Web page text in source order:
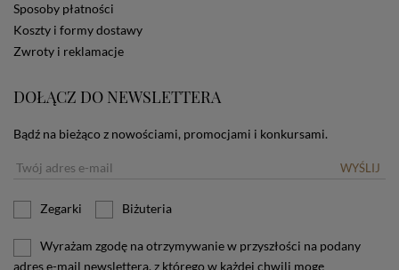
Sposoby płatności
Koszty i formy dostawy
Zwroty i reklamacje
DOŁĄCZ DO NEWSLETTERA
Bądź na bieżąco z nowościami, promocjami i konkursami.
WYŚLIJ
Zegarki Biżuteria
Wyrażam zgodę na otrzymywanie w przyszłości na podany
adres e-mail newslettera, z którego w każdej chwili mogę